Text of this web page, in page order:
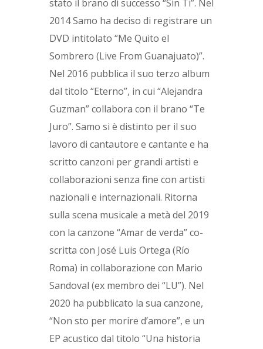
stato il brano di successo “Sin Ti”. Nel
2014 Samo ha deciso di registrare un
DVD intitolato “Me Quito el
Sombrero (Live From Guanajuato)”.
Nel 2016 pubblica il suo terzo album
dal titolo “Eterno”, in cui “Alejandra
Guzman” collabora con il brano “Te
Juro”. Samo si è distinto per il suo
lavoro di cantautore e cantante e ha
scritto canzoni per grandi artisti e
collaborazioni senza fine con artisti
nazionali e internazionali. Ritorna
sulla scena musicale a metà del 2019
con la canzone “Amar de verda” co-
scritta con José Luis Ortega (Río
Roma) in collaborazione con Mario
Sandoval (ex membro dei “LU”). Nel
2020 ha pubblicato la sua canzone,
“Non sto per morire d’amore”, e un
EP acustico dal titolo “Una historia